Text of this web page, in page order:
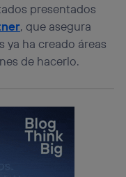
presentados
, que asegura
ya ha creado áreas
de hacerlo.